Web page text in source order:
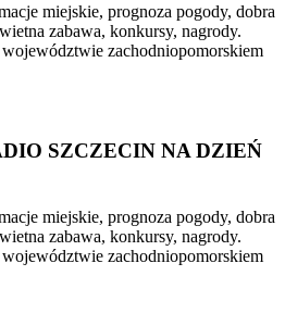
miejskie, prognoza pogody, dobra
zabawa, konkursy, nagrody.
zachodniopomorskiem
SZCZECIN NA DZIEŃ
miejskie, prognoza pogody, dobra
zabawa, konkursy, nagrody.
zachodniopomorskiem